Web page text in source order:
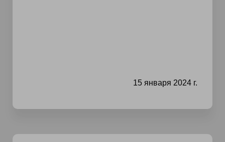
15 января 2024 г.